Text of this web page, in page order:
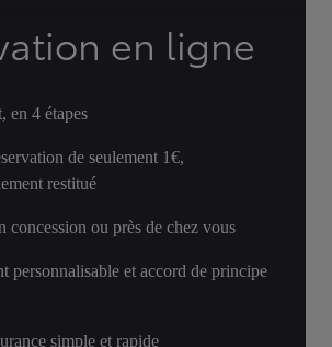
en ligne
en 4 étapes
de seulement 1€,
restitué
concession ou près de chez vous
personnalisable et accord de principe
simple et rapide